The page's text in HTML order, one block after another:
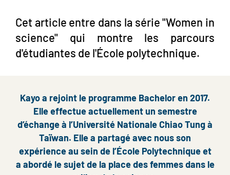
Cet article entre dans la série "Women in
science" qui montre les parcours
d'étudiantes de l'École polytechnique.
Kayo a rejoint le programme Bachelor en 2017.
Elle effectue actuellement un semestre
d’échange à l’Université Nationale Chiao Tung à
Taïwan. Elle a partagé avec nous son
expérience au sein de l’École Polytechnique et
a abordé le sujet de la place des femmes dans le